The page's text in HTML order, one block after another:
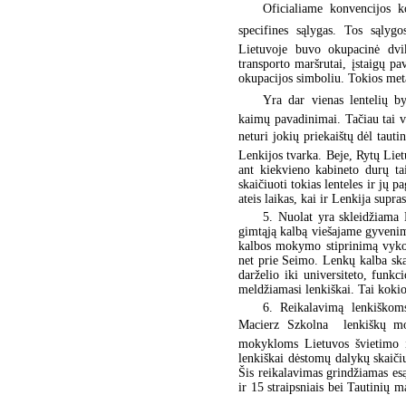
Oficialiame konvencijos
specifines sąlygas. Tos
Lietuvoje buvo okupacinė
transporto maršrutai, įstaigų
okupacijos simboliu. Tokios
Yra dar vienas lentelių
kaimų pavadinimai. Tačiau tai
neturi jokių priekaištų dėl
Lenkijos tvarka. Beje, Rytų
ant kiekvieno kabineto durų
skaičiuoti tokias lenteles ir jų
ateis laikas, kai ir Lenkija
5. Nuolat yra skleidžiama
gimtąją kalbą viešajame
kalbos mokymo stiprinimą
net prie Seimo. Lenkų kalba
darželio iki universiteto,
meldžiamasi lenkiškai. Tai
6. Reikalavimą
Macierz Szkolna 
mokykloms Lietuvos švietimo
lenkiškai dėstomų dalykų
Šis reikalavimas grindžiamas
ir 15 straipsniais bei Tautinių